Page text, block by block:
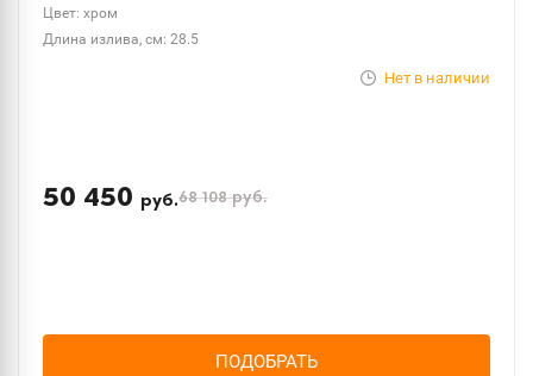
Цвет: хром
Длина излива, см: 28.5
Нет в наличии
50 450 руб.68 108руб.
ПОДОБРАТЬ